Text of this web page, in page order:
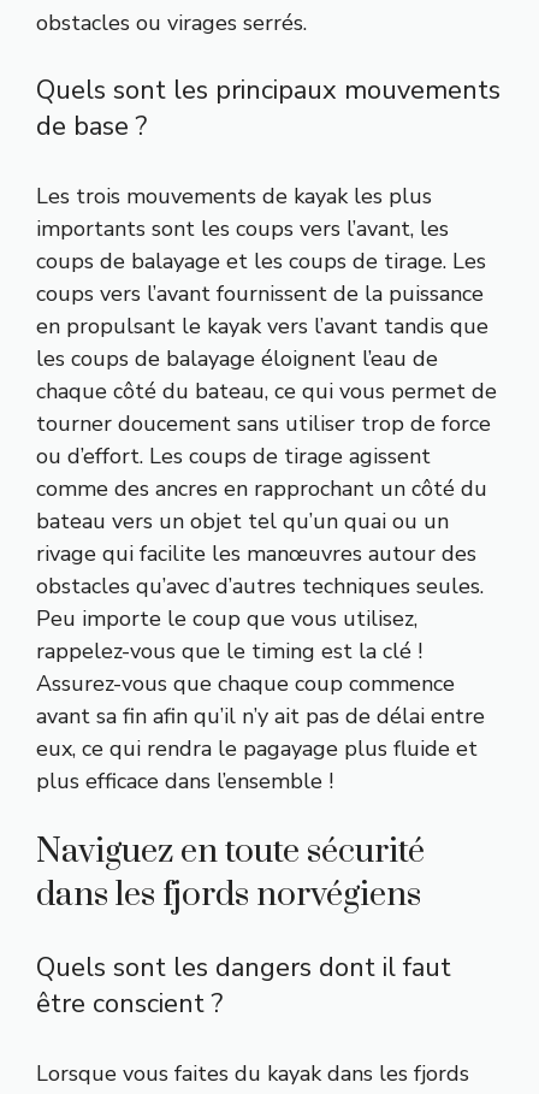
obstacles ou virages serrés.
Quels sont les principaux mouvements
de base ?
Les trois mouvements de kayak les plus
importants sont les coups vers l’avant, les
coups de balayage et les coups de tirage. Les
coups vers l’avant fournissent de la puissance
en propulsant le kayak vers l’avant tandis que
les coups de balayage éloignent l’eau de
chaque côté du bateau, ce qui vous permet de
tourner doucement sans utiliser trop de force
ou d’effort. Les coups de tirage agissent
comme des ancres en rapprochant un côté du
bateau vers un objet tel qu’un quai ou un
rivage qui facilite les manœuvres autour des
obstacles qu’avec d’autres techniques seules.
Peu importe le coup que vous utilisez,
rappelez-vous que le timing est la clé !
Assurez-vous que chaque coup commence
avant sa fin afin qu’il n’y ait pas de délai entre
eux, ce qui rendra le pagayage plus fluide et
plus efficace dans l’ensemble !
Naviguez en toute sécurité
dans les fjords norvégiens
Quels sont les dangers dont il faut
être conscient ?
Lorsque vous faites du kayak dans les fjords